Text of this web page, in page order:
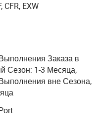
и производит
материалов
бумаги гипс
гипс порошок
гипса и
цемента платы
силикат платы
производства
мы также один машин
деталей для этих
CFR, EXW
Заказа в
Сезон: 1-3 Месяца,
вне Сезона,